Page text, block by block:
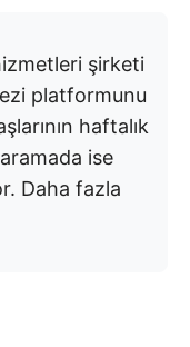
şirketi
platformunu
haftalık
ise
Daha fazla